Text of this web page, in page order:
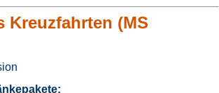
Kreuzfahrten (MS